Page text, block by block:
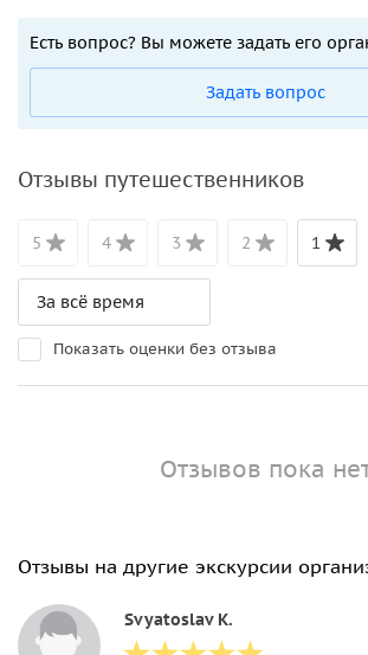
Есть вопрос? Вы можете задать его
Задать вопрос
Отзывы путешественников
5 4 3 2 1
Показать оценки без отзыва
Отзывов пока
Отзывы на другие экскурсии
Svyatoslav K.